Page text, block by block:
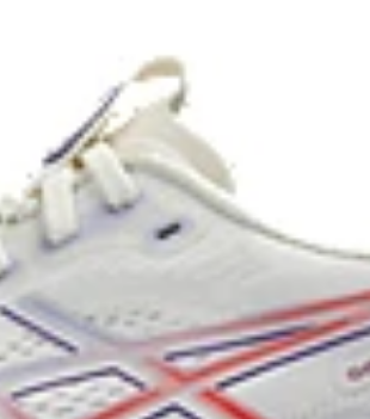
Reflective details
Designed to help improve visibility
The sockliner is produced with
water usage by approximately
approximately 45% compared to